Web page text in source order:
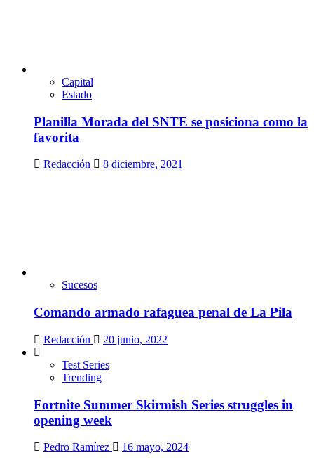
Capital
Estado
Planilla Morada del SNTE se posiciona como la
favorita
Redacción 8 diciembre, 2021
Sucesos
Comando armado rafaguea penal de La Pila
Redacción 20 junio, 2022
Test Series
Trending
Fortnite Summer Skirmish Series struggles in
opening week
Pedro Ramírez 16 mayo, 2024